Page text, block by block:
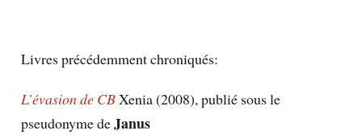
Livres précédemment chroniqués:
L’évasion de CBXenia (2008), publié sous le
pseudonyme deJanus